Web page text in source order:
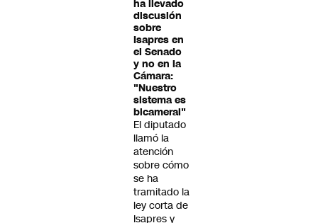
ha llevado
discusión
sobre
Isapres en
el Senado
y no en la
Cámara:
"Nuestro
sistema es
bicameral"
El diputado
llamó la
atención
sobre cómo
se ha
tramitado la
ley corta de
Isapres y